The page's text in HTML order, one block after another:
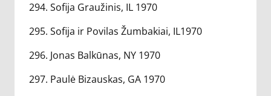
294. Sofija Graužinis, IL 1970
295. Sofija ir Povilas Žumbakiai, IL1970
296. Jonas Balkūnas, NY 1970
297. Paulė Bizauskas, GA 1970